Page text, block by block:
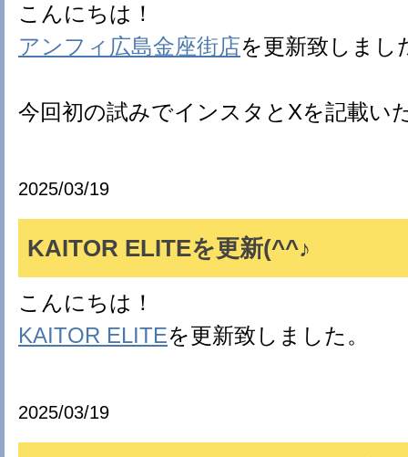
こんにちは！
アンフィ広島金座街店を更新致しまし
今回初の試みでインスタとXを記載い
2025/03/19
KAITOR ELITEを更新(^^♪
こんにちは！
KAITOR ELITEを更新致しました。
2025/03/19